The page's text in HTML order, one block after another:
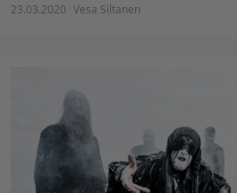
23.03.2020 Vesa Siltanen